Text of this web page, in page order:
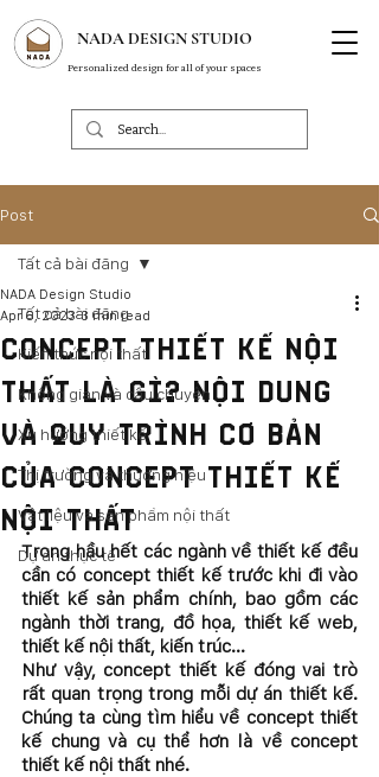
NADA DESIGN STUDIO
Personalized design for all of your spaces
Post
Tất cả bài đăng
Kiến thức nội thất
Không gian và câu chuyện
Xu hướng thiết kế
Thị trường và thương hiệu
Vật liệu và sản phẩm nội thất
Dự án thực tế
Tất cả bài đăng
CONCEPT THIẾT KẾ NỘI
THẤT LÀ GÌ? NỘI DUNG
VÀ QUY TRÌNH CƠ BẢN
CỦA CONCEPT THIẾT KẾ
NỘI THẤT
NADA Design Studio
Apr 6, 2023 3 min read
Trong hầu hết các ngành về thiết kế đều
cần có concept thiết kế trước khi đi vào
thiết kế sản phẩm chính, bao gồm các
ngành thời trang, đồ họa, thiết kế web,
thiết kế nội thất, kiến trúc...
Như vậy, concept thiết kế đóng vai trò
rất quan trọng trong mỗi dự án thiết kế.
Chúng ta cùng tìm hiểu về concept thiết
kế chung và cụ thể hơn là về concept
thiết kế nội thất nhé.